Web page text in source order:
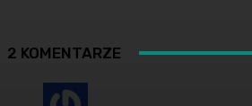
2 KOMENTARZE